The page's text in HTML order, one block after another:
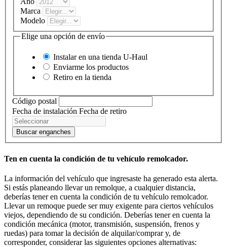
Marca
Modelo
Elige una opción de envío
Instalar en una tienda U-Haul
Enviarme los productos
Retiro en la tienda
Código postal
Fecha de instalación Fecha de retiro
Buscar enganches
Ten en cuenta la condición de tu vehículo remolcador.
La información del vehículo que ingresaste ha generado esta alerta.
Si estás planeando llevar un remolque, a cualquier distancia,
deberías tener en cuenta la condición de tu vehículo remolcador.
Llevar un remoque puede ser muy exigente para ciertos vehículos
viejos, dependiendo de su condición. Deberías tener en cuenta la
condición mecánica (motor, transmisión, suspensión, frenos y
ruedas) para tomar la decisión de alquilar/comprar y, de
corresponder, considerar las siguientes opciones alternativas: